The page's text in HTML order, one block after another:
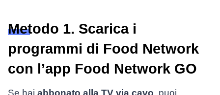
Metodo 1. Scarica i
programmi di Food Network
con l’app Food Network GO
Se hai abbonato alla TV via cavo, puoi